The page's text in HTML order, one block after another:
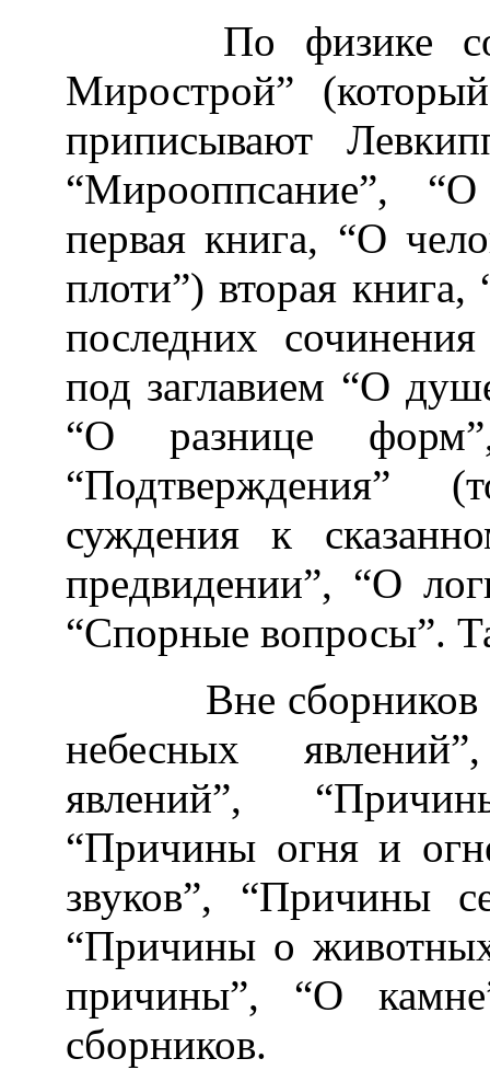
По физике
Мирострой”
приписывают
“Мирооппсание”,
первая книга, “О
плоти”) вторая
последних
под заглавием “О
“О разнице
“Подтверждения”
суждения к
предвидении”, “О
“Спорные вопросы”.
Вне сборников
небесных
явлений”,
“Причины огня и
звуков”, “Причины
“Причины о
причины”, “О
сборников.